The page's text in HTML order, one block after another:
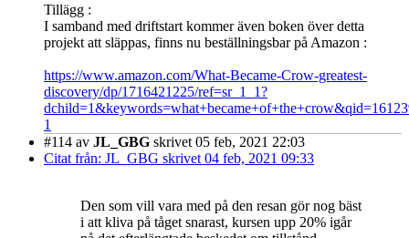
Tillägg :
I samband med driftstart kommer även boken över detta
projekt att släppas, finns nu beställningsbar på Amazon :
https://www.amazon.com/What-Became-Crow-greatest-
discovery/dp/1716421225/ref=sr_1_1?
1
#114 av JL_GBG skrivet 05 feb, 2021 22:03
Citat från: JL_GBG skrivet 04 feb, 2021 09:33
Den som vill vara med på den resan gör nog bäst
i att kliva på tåget snarast, kursen upp 20% igår